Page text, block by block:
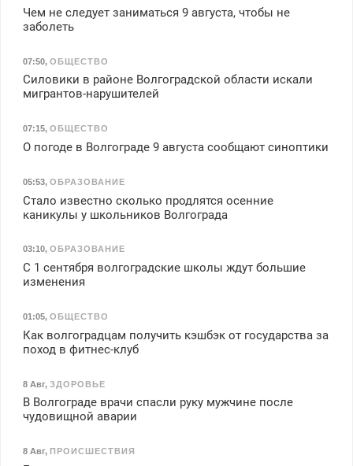
Чем не следует заниматься 9 августа, чтобы не
заболеть
07:50, ОБЩЕСТВО
Силовики в районе Волгоградской области искали
мигрантов-нарушителей
07:15, ОБЩЕСТВО
О погоде в Волгограде 9 августа сообщают синоптики
05:53, ОБРАЗОВАНИЕ
Стало известно сколько продлятся осенние
каникулы у школьников Волгограда
03:10, ОБРАЗОВАНИЕ
С 1 сентября волгоградские школы ждут большие
изменения
01:05, ОБЩЕСТВО
Как волгоградцам получить кэшбэк от государства за
поход в фитнес-клуб
8 Авг, ЗДОРОВЬЕ
В Волгограде врачи спасли руку мужчине после
чудовищной аварии
8 Авг, ПРОИСШЕСТВИЯ